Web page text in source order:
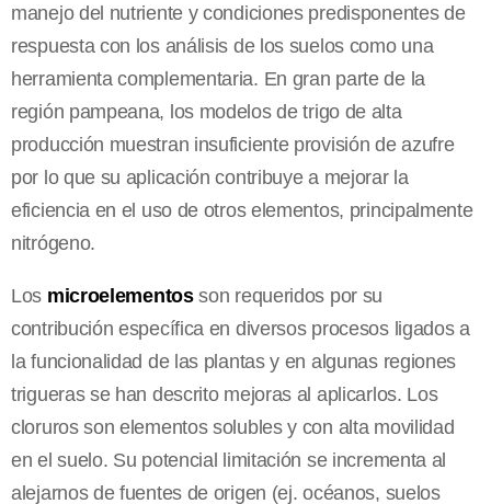
manejo del nutriente y condiciones predisponentes de
respuesta con los análisis de los suelos como una
herramienta complementaria. En gran parte de la
región pampeana, los modelos de trigo de alta
producción muestran insuficiente provisión de azufre
por lo que su aplicación contribuye a mejorar la
eficiencia en el uso de otros elementos, principalmente
nitrógeno.
Los microelementosson requeridos por su
contribución específica en diversos procesos ligados a
la funcionalidad de las plantas y en algunas regiones
trigueras se han descrito mejoras al aplicarlos. Los
cloruros son elementos solubles y con alta movilidad
en el suelo. Su potencial limitación se incrementa al
alejarnos de fuentes de origen (ej. océanos, suelos